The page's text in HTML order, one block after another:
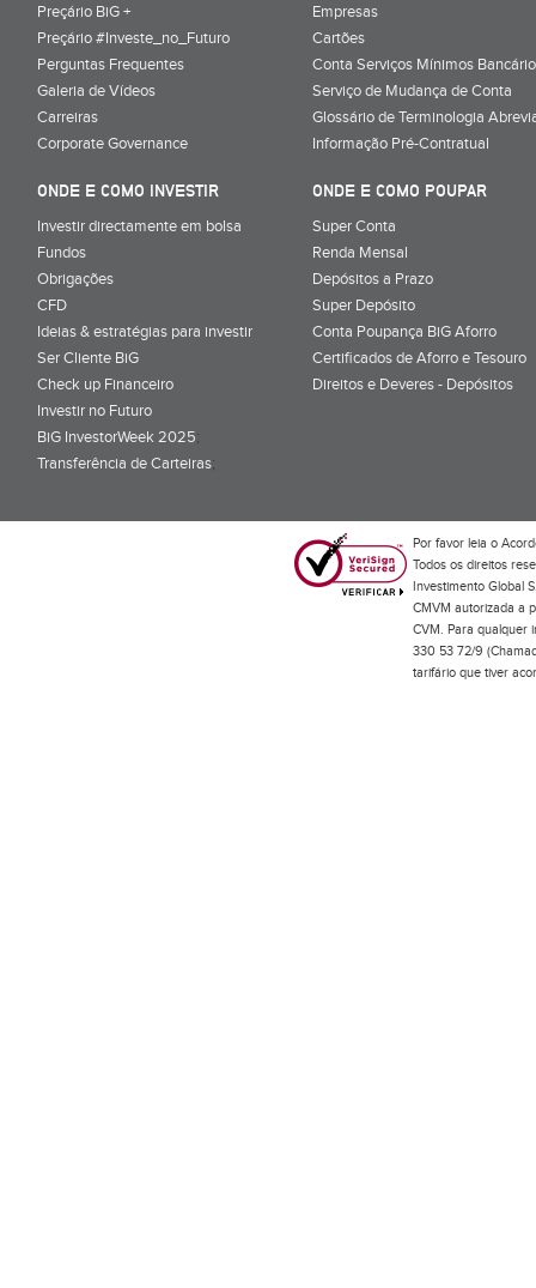
Preçário BiG +
Preçário #Investe_no_Futuro
Perguntas Frequentes
Galeria de Vídeos
Carreiras
Corporate Governance
Empresas
Cartões
Conta Serviços Mínimos
Serviço de Mudança de Conta
Glossário de Terminologia
Informação Pré-Contratual
ONDE E COMO INVESTIR
Investir directamente em bolsa
Fundos
Obrigações
CFD
Ideias & estratégias para investir
Ser Cliente BiG
Check up Financeiro
Investir no Futuro
BiG InvestorWeek 2025;
Transferência de Carteiras;
ONDE E COMO POUPAR
Super Conta
Renda Mensal
Depósitos a Prazo
Super Depósito
Conta Poupança BiG Aforro
Certificados de Aforro e Tesouro
Direitos e Deveres - Depósitos
Por favor leia o
Todos os direitos
Investimento Global
CMVM autorizada a
CVM. Para qualquer
330 53 72/9
tarifário que tiver